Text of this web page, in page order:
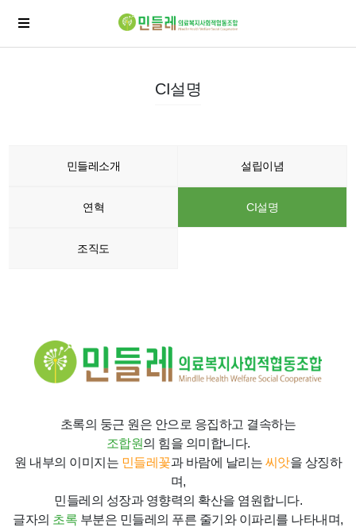
CI설명
민들레소개 설립이념
연혁 CI설명
조직도
초록의 둥근 원은 안으로 응집하고 결속하는
조합원의 힘을 의미합니다.
원 내부의 이미지는 민들레꽃과 바람에 날리는 씨앗을 상징하
며,
민들레의 성장과 영향력의 확산을 염원합니다.
글자의 초록 부분은 민들레의 푸른 줄기와 이파리를 나타내며,